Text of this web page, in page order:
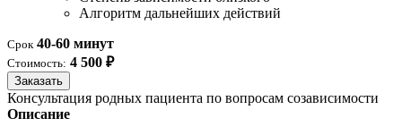
Алгоритм дальнейших действий
Срок 40-60 минут
Стоимость: 4 500 ₽
Заказать
Консультация родных пациента по вопросам созависимости
Описание